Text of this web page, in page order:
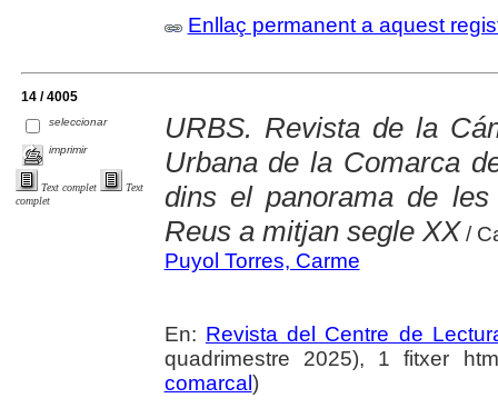
Enllaç permanent a aquest
14 / 4005
seleccionar
imprimir
Text complet
Text
complet
URBS. Revista de la
Urbana de la Comarca
dins el panorama de
Reus a mitjan segle XX /
Puyol Torres, Carme
En: Revista del Centre de
quadrimestre 2025), 1 fitxer
comarcal)